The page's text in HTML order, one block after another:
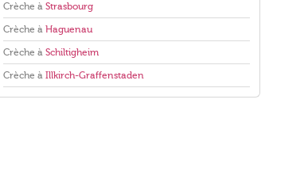
Crèche à Strasbourg
Crèche à Haguenau
Crèche à Schiltigheim
Crèche à Illkirch-Graffenstaden